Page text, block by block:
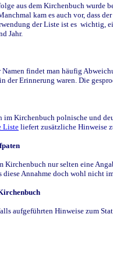
aus dem Kirchenbuch wurde
kam es auch vor, dass
der Liste ist es wichtig,
Jahr.
findet man häufig
der Erinnerung waren. Die
im Kirchenbuch polnische und
Liste liefert zusätzliche Hinweise
Kirchenbuch nur selten eine
diese Annahme doch wohl nicht
aufgeführten Hinweise zum